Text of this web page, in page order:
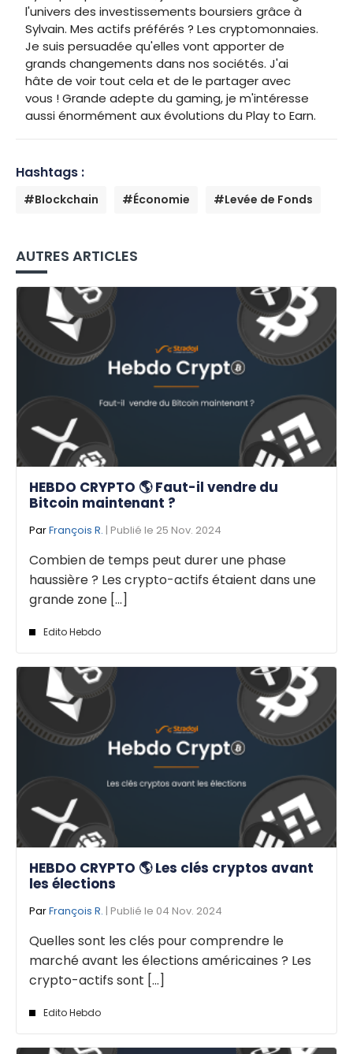
l'univers des investissements boursiers grâce à
Sylvain. Mes actifs préférés ? Les cryptomonnaies.
Je suis persuadée qu'elles vont apporter de
grands changements dans nos sociétés. J'ai
hâte de voir tout cela et de le partager avec
vous ! Grande adepte du gaming, je m'intéresse
aussi énormément aux évolutions du Play to Earn.
Hashtags :
#Blockchain #Économie #Levée de Fonds
AUTRES ARTICLES
HEBDO CRYPTO 🌎 Faut-il vendre du
Bitcoin maintenant ?
ParFrançois R. | Publié le 25 Nov. 2024
Combien de temps peut durer une phase
haussière ? Les crypto-actifs étaient dans une
grande zone [...]
Edito Hebdo
HEBDO CRYPTO 🌎 Les clés cryptos avant
les élections
ParFrançois R. | Publié le 04 Nov. 2024
Quelles sont les clés pour comprendre le
marché avant les élections américaines ? Les
crypto-actifs sont [...]
Edito Hebdo